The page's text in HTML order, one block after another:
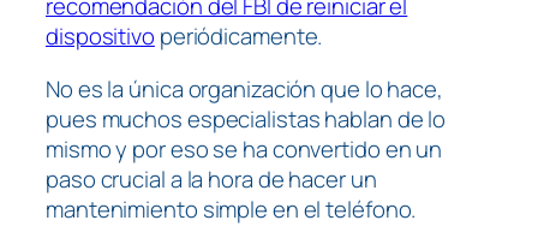
recomendación del FBI de reiniciar el
dispositivo periódicamente.
No es la única organización que lo hace,
pues muchos especialistas hablan de lo
mismo y por eso se ha convertido en un
paso crucial a la hora de hacer un
mantenimiento simple en el teléfono.